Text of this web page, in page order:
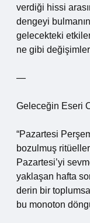
verdiği hissi
dengeyi
gelecekteki
ne gibi
—
Geleceğin Eseri
“Pazartesi
bozulmuş
Pazartesi’yi
yaklaşan hafta
derin bir
bu monoton